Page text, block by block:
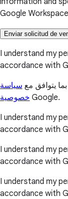
Google
Enviar solicitud de
I understand my
accordance with
يتوافق مع سياسة
خصوصية Google.
I understand my
accordance with
I understand my
accordance with
I understand my
accordance with